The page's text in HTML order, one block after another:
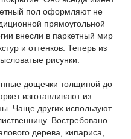
пол оформляют не
прямоугольной
внесли в паркетный мир
и оттенков. Теперь из
рисунки.
дощечки толщиной до
изготавливают из
Чаще других используют
Востребовано
дерева, кипариса,